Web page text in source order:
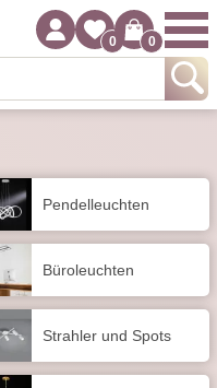
0 0
Pendel­leuchten
Büroleuchten
Strahler und Spots